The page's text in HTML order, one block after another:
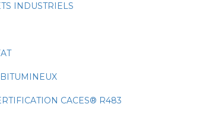
INDUSTRIELS
CACES® R483